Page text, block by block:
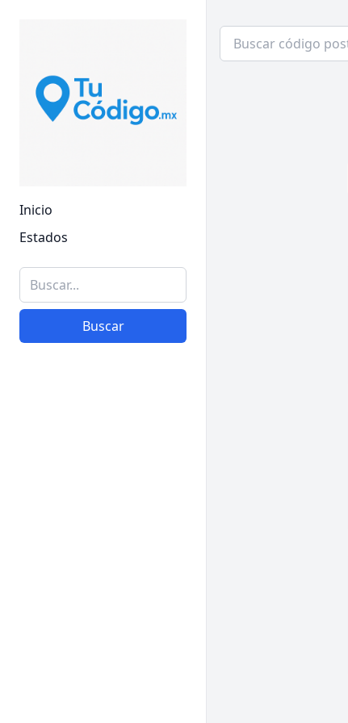
Inicio
Estados
Buscar